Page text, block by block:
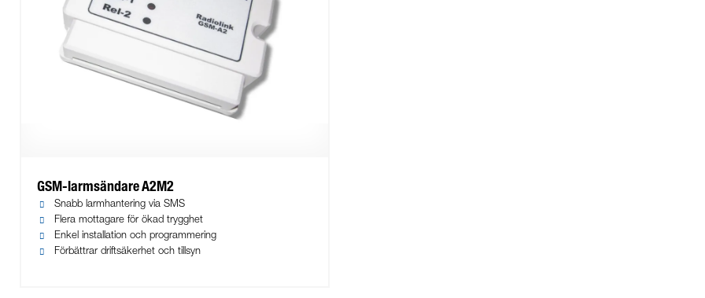
GSM-larmsändare A2M2
Snabb larmhantering via SMS
Flera mottagare för ökad trygghet
Enkel installation och programmering
Förbättrar driftsäkerhet och tillsyn